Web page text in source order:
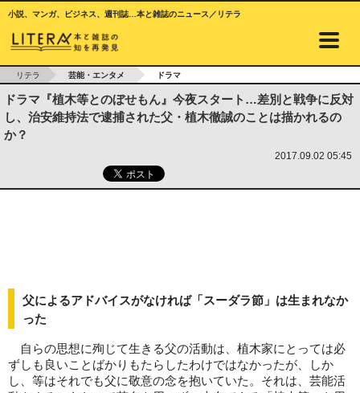
小説、マンガ、ビジネス、週刊誌…本と雑誌のニュース／リテラ
リテラ 芸能・エンタメ ドラマ
ドラマ『植木等とのぼせもん』今夜スタート…差別と戦争に反対
し、治安維持法で逮捕された父・植木徹誠のことは描かれるの
か？
2017.09.02 05:45
父によるアドバイスがなければ「スーダラ節」は生まれなか
った
自らの思想に殉じて生きる父の活動は、植木家にとっては必
ずしも良いことばかりもたらしたわけではなかったが、しか
し、等はそれでも父に敬意の念を抱いていた。それは、芸能活